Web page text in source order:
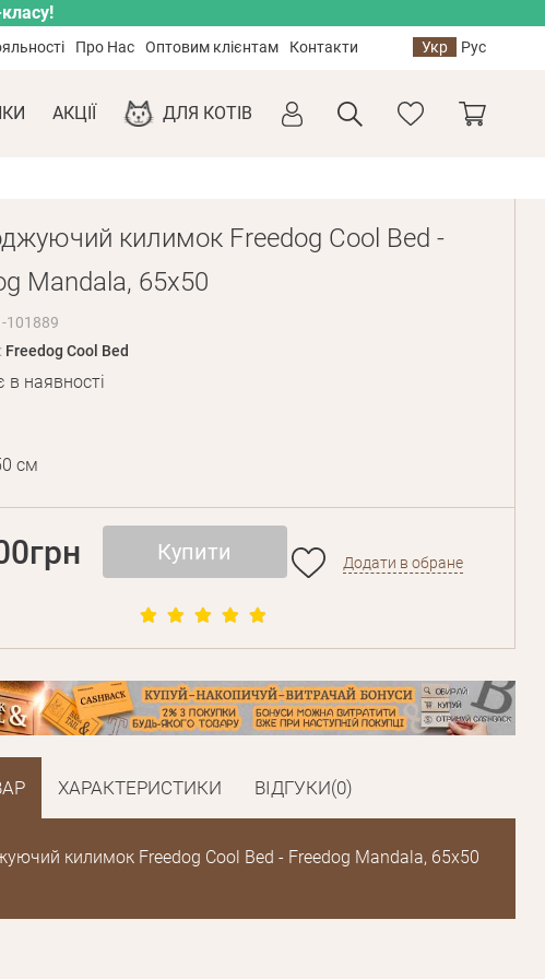
Про Нас Оптовим клієнтам Контакти Укр Рус
АКЦІЇ ДЛЯ КОТІВ
килимок Freedog Cool Bed -
Mandala, 65x50
101889
Freedog Cool Bed
в наявності
см
Купити Додати в обране
ХАРАКТЕРИСТИКИ ВІДГУКИ(0)
килимок Freedog Cool Bed - Freedog Mandala, 65х50